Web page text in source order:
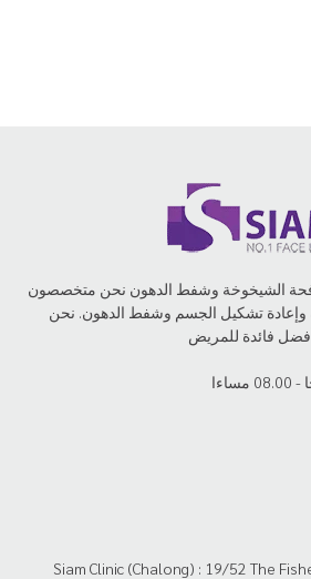
الشيخوخة وشفط الدهون نحن متخصصون
تشكيل الجسم وشفط الدهون. نحن
فائدة للمريض
Siam Clinic (Chalong) : 19/52 The